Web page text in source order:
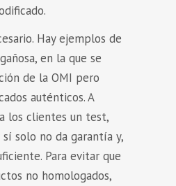
Hay ejemplos de
en la que se
de la OMI pero
auténticos. A
los clientes un test,
solo no da garantía y,
Para evitar que
no homologados,